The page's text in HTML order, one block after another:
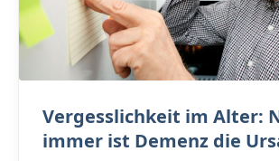
Vergesslichkeit im Alter:
immer ist Demenz die